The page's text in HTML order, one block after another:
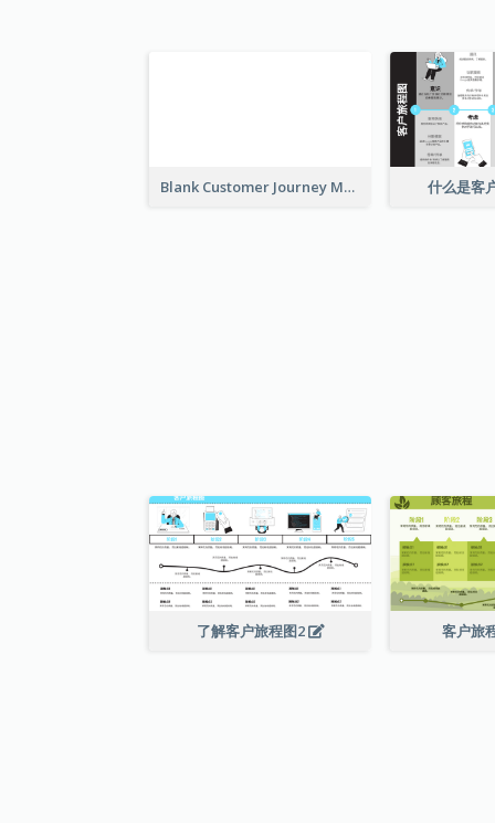
Blank Customer Journey Map 什么是客
了解客户旅程图2 客户旅